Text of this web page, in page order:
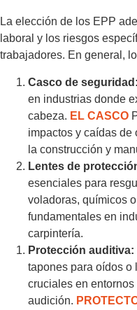
La elección de los EPP
laboral y los riesgos
trabajadores. En general,
Casco de seguridad:
en industrias donde
cabeza. EL CASCO
impactos y caídas de
la construcción y
Lentes de
esenciales para
voladoras, químicos
fundamentales en
carpintería.
Protección auditiva:
tapones para oídos o
cruciales en
audición.